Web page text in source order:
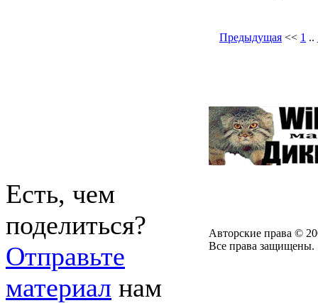
Предыдущая << 1 ..
Есть, чем
поделиться?
Отправьте
материал нам
Авторские права ©
Все права защищены.